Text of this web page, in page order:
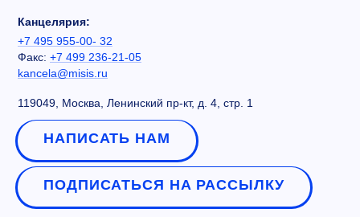
Канцелярия:
+7 495 955-00- 32
Факс: +7 499 236-21-05
kancela@misis.ru
119049, Москва, Ленинский пр-кт, д. 4, стр. 1
НАПИСАТЬ НАМ
ПОДПИСАТЬСЯ НА РАССЫЛКУ